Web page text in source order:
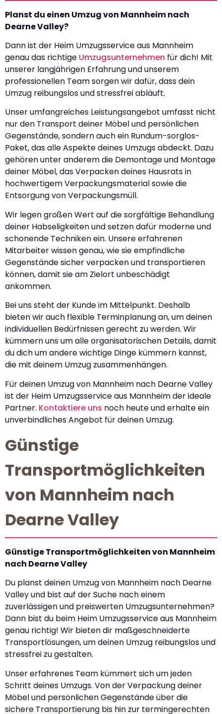
Planst du einen Umzug von Mannheim nach
Dearne Valley?
Dann ist der Heim Umzugsservice aus Mannheim
genau das richtige Umzugsunternehmen für dich! Mit
unserer langjährigen Erfahrung und unserem
professionellen Team sorgen wir dafür, dass dein
Umzug reibungslos und stressfrei abläuft.
Unser umfangreiches Leistungsangebot umfasst nicht
nur den Transport deiner Möbel und persönlichen
Gegenstände, sondern auch ein Rundum-sorglos-
Paket, das alle Aspekte deines Umzugs abdeckt. Dazu
gehören unter anderem die Demontage und Montage
deiner Möbel, das Verpacken deines Hausrats in
hochwertigem Verpackungsmaterial sowie die
Entsorgung von Verpackungsmüll.
Wir legen großen Wert auf die sorgfältige Behandlung
deiner Habseligkeiten und setzen dafür moderne und
schonende Techniken ein. Unsere erfahrenen
Mitarbeiter wissen genau, wie sie empfindliche
Gegenstände sicher verpacken und transportieren
können, damit sie am Zielort unbeschädigt
ankommen.
Bei uns steht der Kunde im Mittelpunkt. Deshalb
bieten wir auch flexible Terminplanung an, um deinen
individuellen Bedürfnissen gerecht zu werden. Wir
kümmern uns um alle organisatorischen Details, damit
du dich um andere wichtige Dinge kümmern kannst,
die mit deinem Umzug zusammenhängen.
Für deinen Umzug von Mannheim nach Dearne Valley
ist der Heim Umzugsservice aus Mannheim der ideale
Partner. Kontaktiere uns noch heute und erhalte ein
unverbindliches Angebot für deinen Umzug.
Günstige
Transportmöglichkeiten
von Mannheim nach
Dearne Valley
Günstige Transportmöglichkeiten von Mannheim
nach Dearne Valley
Du planst deinen Umzug von Mannheim nach Dearne
Valley und bist auf der Suche nach einem
zuverlässigen und preiswerten Umzugsunternehmen?
Dann bist du beim Heim Umzugsservice aus Mannheim
genau richtig! Wir bieten dir maßgeschneiderte
Transportlösungen, um deinen Umzug reibungslos und
stressfrei zu gestalten.
Unser erfahrenes Team kümmert sich um jeden
Schritt deines Umzugs. Von der Verpackung deiner
Möbel und persönlichen Gegenstände über die
sichere Transportierung bis hin zur termingerechten